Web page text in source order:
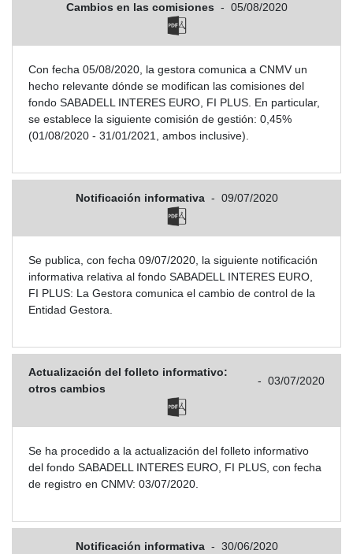
Cambios en las comisiones - 05/08/2020
Con fecha 05/08/2020, la gestora comunica a CNMV un
hecho relevante dónde se modifican las comisiones del
fondo SABADELL INTERES EURO, FI PLUS. En particular,
se establece la siguiente comisión de gestión: 0,45%
(01/08/2020 - 31/01/2021, ambos inclusive).
Notificación informativa - 09/07/2020
Se publica, con fecha 09/07/2020, la siguiente notificación
informativa relativa al fondo SABADELL INTERES EURO,
FI PLUS: La Gestora comunica el cambio de control de la
Entidad Gestora.
Actualización del folleto informativo:
otros cambios
- 03/07/2020
Se ha procedido a la actualización del folleto informativo
del fondo SABADELL INTERES EURO, FI PLUS, con fecha
de registro en CNMV: 03/07/2020.
Notificación informativa - 30/06/2020